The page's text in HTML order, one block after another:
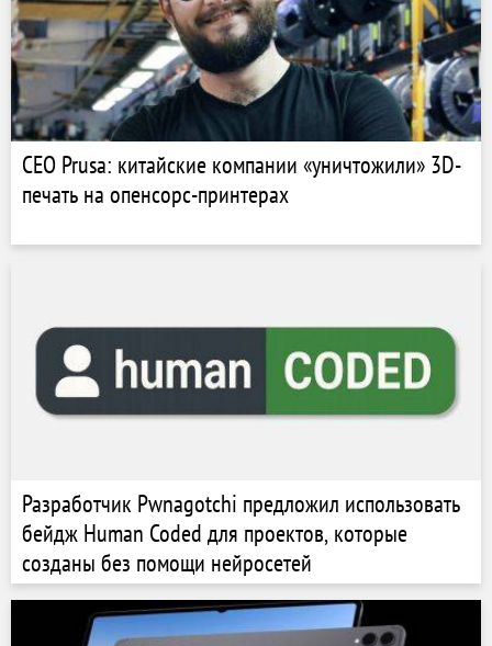
CEO Prusa: китайские компании «уничтожили» 3D-
печать на опенсорс-принтерах
Разработчик Pwnagotchi предложил использовать
бейдж Human Coded для проектов, которые
созданы без помощи нейросетей